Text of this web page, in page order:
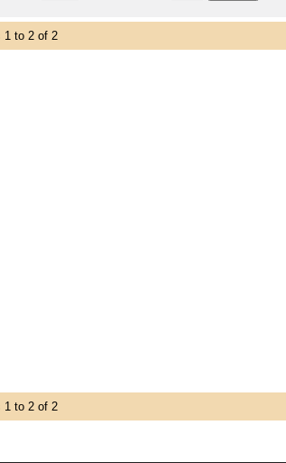
1 to 2 of 2
1 to 2 of 2